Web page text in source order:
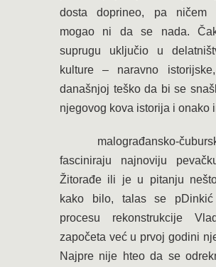
dosta doprineo, pa ničem
mogao ni da se nada.
suprugu uključio u
kulture – naravno
današnjoj teško da bi se
njegovog kova istorija i onako
malograđansko-
fasciniraju najnoviju
Žitorađe ili je u pitanju
kako bilo, talas se
procesu rekonstrukcije
započeta već u prvoj godini
Najpre nije hteo da se